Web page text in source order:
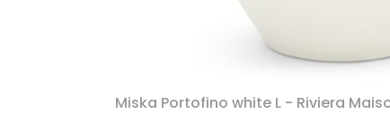
Miska Portofino white L - Riviera